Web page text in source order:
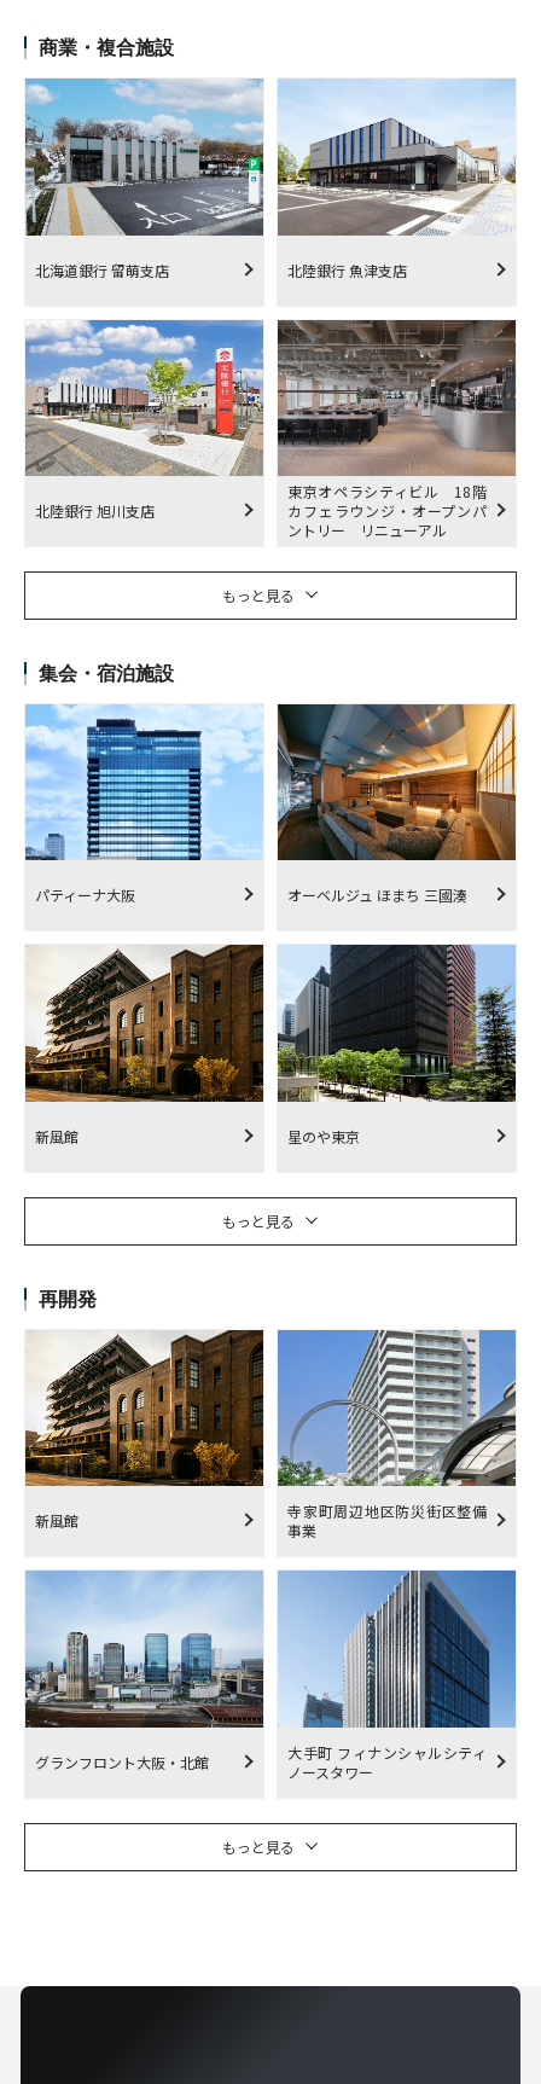
商業・複合施設
北海道銀行 留萌支店 北陸銀行 魚津支店
北陸銀行 旭川支店
東京オペラシティビル 18階
カフェラウンジ・オープンパ
ントリー リニューアル
もっと見る
集会・宿泊施設
パティーナ大阪 オーベルジュ ほまち 三國湊
新風館 星のや東京
もっと見る
再開発
新風館
寺家町周辺地区防災街区整備
事業
グランフロント大阪・北館
大手町 フィナンシャルシティ
ノースタワー
もっと見る